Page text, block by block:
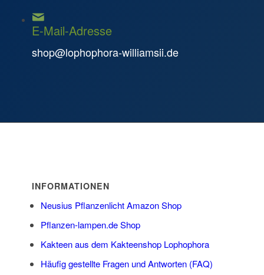
E-Mail-Adresse
shop@lophophora-williamsii.de
INFORMATIONEN
Neusius Pflanzenlicht Amazon Shop
Pflanzen-lampen.de Shop
Kakteen aus dem Kakteenshop Lophophora
Häufig gestellte Fragen und Antworten (FAQ)